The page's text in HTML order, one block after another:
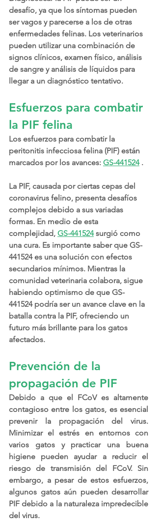
desafío, ya que los síntomas pueden
ser vagos y parecerse a los de otras
enfermedades felinas. Los veterinarios
pueden utilizar una combinación de
signos clínicos, examen físico, análisis
de sangre y análisis de líquidos para
llegar a un diagnóstico tentativo.
Esfuerzos para combatir
la PIF felina
Los esfuerzos para combatir la
peritonitis infecciosa felina (PIF) están
marcados por los avances: GS-441524 .
La PIF, causada por ciertas cepas del
coronavirus felino, presenta desafíos
complejos debido a sus variadas
formas. En medio de esta
complejidad, GS-441524 surgió como
una cura. Es importante saber que GS-
441524 es una solución con efectos
secundarios mínimos. Mientras la
comunidad veterinaria colabora, sigue
habiendo optimismo de que GS-
441524 podría ser un avance clave en la
batalla contra la PIF, ofreciendo un
futuro más brillante para los gatos
afectados.
Prevención de la
propagación de PIF
Debido a que el FCoV es altamente
contagioso entre los gatos, es esencial
prevenir la propagación del virus.
Minimizar el estrés en entornos con
varios gatos y practicar una buena
higiene pueden ayudar a reducir el
riesgo de transmisión del FCoV. Sin
embargo, a pesar de estos esfuerzos,
algunos gatos aún pueden desarrollar
PIF debido a la naturaleza impredecible
del virus.